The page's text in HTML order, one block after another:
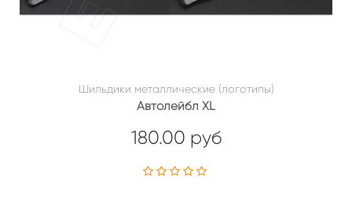
Шильдики металлические (логотипы)
Автолейбл XL
180.00 руб